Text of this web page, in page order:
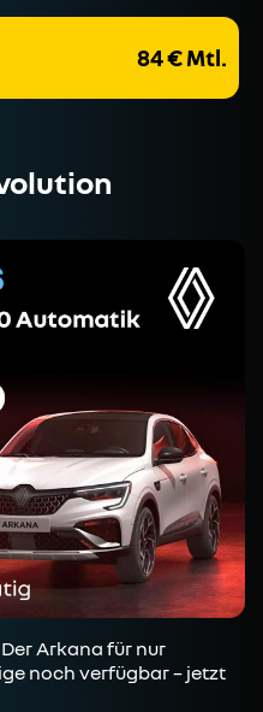
84 € Mtl.
Arkana für nur
noch verfügbar – jetzt